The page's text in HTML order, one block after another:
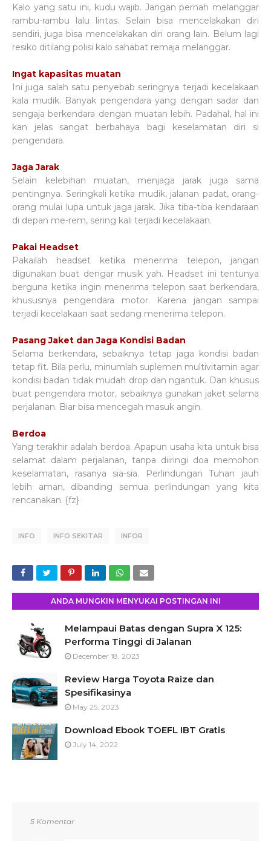
Kalo yang satu ini, kudu wajib. Jangan pernah melanggar
rambu-rambu lalu lintas. Selain bisa mencelakakan diri
sendiri, juga bisa mencelakakan diri orang lain. Belum lagi
resiko ditilang polisi kalo sahabat remaja melanggar.
Ingat kapasitas muatan
Ini juga salah satu penyebab seringnya terjadi kecelakaan
kala mudik. Banyak pengendara yang dengan sadar dan
sengaja berkendara dengan muatan lebih. Padahal, hal ini
kan jelas sangat berbahaya bagi keselamatan diri si
pengendara.
Jaga Jarak
Selain kelebihan muatan, menjaga jarak juga sama
pentingnya. Seringkali ketika mudik, jalanan padat, orang-
orang mulai lupa untuk jaga jarak. Jika tiba-tiba kendaraan
di depan me-rem, sering kali terjadi kecelakaan.
Pakai Headset
Pakailah headset ketika menerima telepon, jangan
digunakan buat dengar musik yah. Headset ini tentunya
berguna ketika ingin menerima telepon saat berkendara,
khususnya pengendara motor. Karena jangan sampai
terjadi kecelakaan saat sedang menerima telepon.
Pasang Jaket dan Jaga Kondisi Badan
Selama berkendara, sebaiknya tetap jaga kondisi badan
tetap fit. Bila perlu, minumlah suplemen multivitamin agar
kondisi badan tidak mudah drop dan ngantuk. Dan khusus
buat pengendara motor, sebaiknya gunakan jaket selama
perjalanan. Biar bisa mencegah masuk angin.
Berdoa
Yang terakhir adalah berdoa. Apapun usaha kita untuk bisa
selamat dalam perjalanan, tanpa diiringi doa memohon
keselamatan, rasanya sia-sia. Perlindungan Tuhan jauh
lebih aman, dibanding semua perlindungan yang kita
rencanakan. {fz}
INFO INFO SEKITAR INFOR
ANDA MUNGKIN MENYUKAI POSTINGAN INI
Melampaui Batas dengan Supra X 125:
Performa Tinggi di Jalanan
December 18, 2023
Review Harga Toyota Raize dan
Spesifikasinya
May 25, 2023
Download Ebook TOEFL IBT Gratis
July 14, 2022
5 Komentar